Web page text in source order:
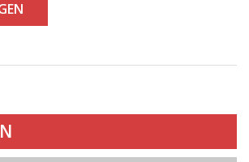
und seid inspiriert, euch um